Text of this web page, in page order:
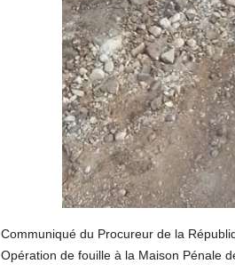
Communiqué du Procureur de la
Opération de fouille à la Maison Pénale